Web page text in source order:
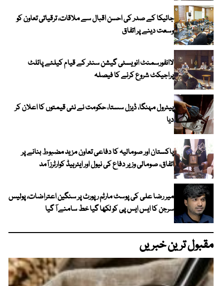
جائیکا کے صدر کی احسن اقبال سے ملاقات، ترقیاتی تعاون کو
وسعت دینے پر اتفاق
لاانفورسمنٹ انویسٹی گیشن سنٹر کے قیام کیلئے پائلٹ
پراجیکٹ شروع کرنے کا فیصلہ
پیٹرول مہنگا، ڈیزل سستا، حکومت نے نئی قیمتوں کا اعلان کر
دیا
پاکستان اور صومالیہ کا دفاعی تعاون مزید مضبوط بنانے پر
اتفاق، صومالی وزیر دفاع کی نیول اور ایئرہیڈ کوارٹرز آمد
میر رضا علی کی پوسٹ مارٹم رپورٹ پر سنگین اعتراضات، پولیس
سرجن کا ایس ایس پی کو لکھا گیا خط سامنے آ گیا
مقبول ترین خبریں